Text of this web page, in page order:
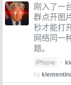
刚入了一
群点开图
秒才能打
网络同一
题。
iPhone •
by